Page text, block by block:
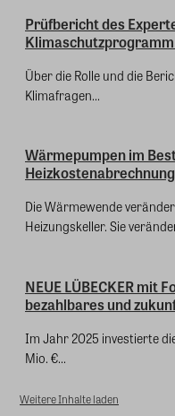
Prüfbericht des
Über die Rolle und die
Klimafragen...
Wärmepumpen im
Die Wärmewende
Heizungskeller. Sie
NEUE LÜBECKER mit
bezahlbares und
Im Jahr 2025 investierte
Mio. €...
Weitere Inhalte laden